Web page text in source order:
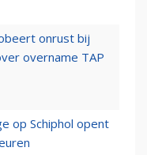
onrust bij
overname TAP
op Schiphol opent